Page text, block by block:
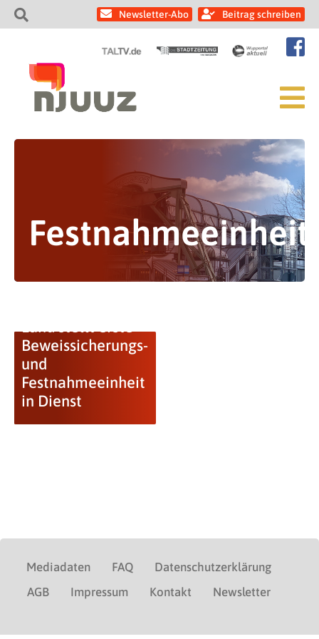
Newsletter-Abo Beitrag schreiben
Festnahmeeinheit
Beweissicherungs-
und
Festnahmeeinheit
in Dienst
Mediadaten FAQ
Datenschutzerklärung
AGB
Impressum Kontakt Newsletter